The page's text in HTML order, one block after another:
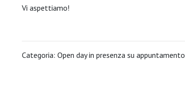
Vi aspettiamo!
Categoria: Open day in presenza su appuntamento